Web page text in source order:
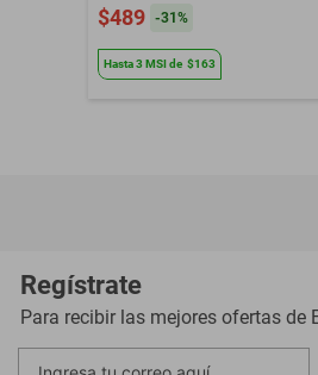
$489 -31 %
Hasta3 MSIde $163
Regístrate
Para recibir las mejores ofertas de